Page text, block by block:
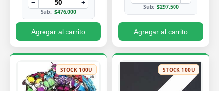
− +
Sub: $476.000
Agregar al carrito
Sub: $297.500
Agregar al carrito
STOCK 100U STOCK 100U